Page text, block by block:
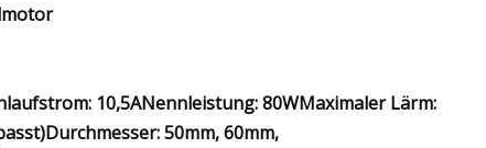
10,5ANennleistung: 80WMaximaler Lärm:
50mm, 60mm,